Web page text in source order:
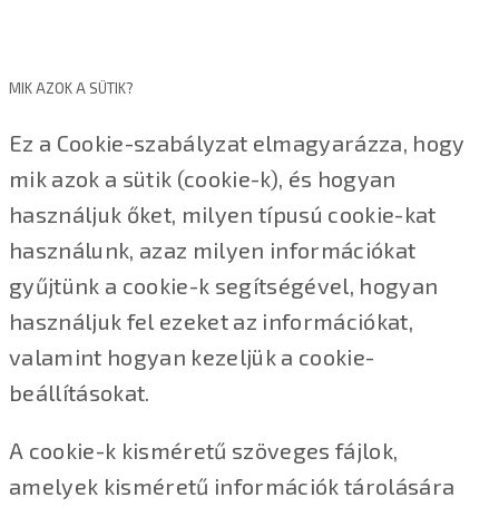
MIK AZOK A SÜTIK?
Ez a Cookie-szabályzat elmagyarázza, hogy
mik azok a sütik (cookie-k), és hogyan
használjuk őket, milyen típusú cookie-kat
használunk, azaz milyen információkat
gyűjtünk a cookie-k segítségével, hogyan
használjuk fel ezeket az információkat,
valamint hogyan kezeljük a cookie-
beállításokat.
A cookie-k kisméretű szöveges fájlok,
amelyek kisméretű információk tárolására